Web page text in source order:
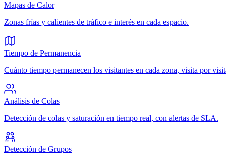
Mapas de Calor
Zonas frías y calientes de tráfico e interés en cada espacio.
Tiempo de Permanencia
Cuánto tiempo permanecen los visitantes en cada zona, visita por
Análisis de Colas
Detección de colas y saturación en tiempo real, con alertas de SLA.
Detección de Grupos